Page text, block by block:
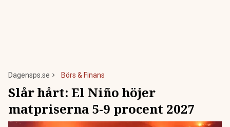
Dagensps.se Börs & Finans
Slår hårt: El Niño höjer
matpriserna 5-9 procent 2027